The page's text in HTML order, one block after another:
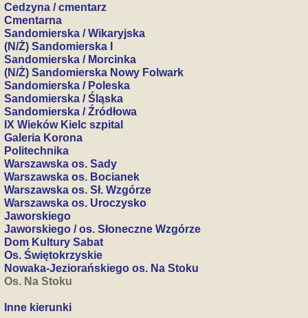
Cedzyna / cmentarz
Cmentarna
Sandomierska / Wikaryjska
(N/Ż) Sandomierska I
Sandomierska / Morcinka
(N/Ż) Sandomierska Nowy Folwark
Sandomierska / Poleska
Sandomierska / Śląska
Sandomierska / Źródłowa
IX Wieków Kielc szpital
Galeria Korona
Politechnika
Warszawska os. Sady
Warszawska os. Bocianek
Warszawska os. Sł. Wzgórze
Warszawska os. Uroczysko
Jaworskiego
Jaworskiego / os. Słoneczne Wzgórze
Dom Kultury Sabat
Os. Świętokrzyskie
Nowaka-Jeziorańskiego os. Na Stoku
Os. Na Stoku
Inne kierunki